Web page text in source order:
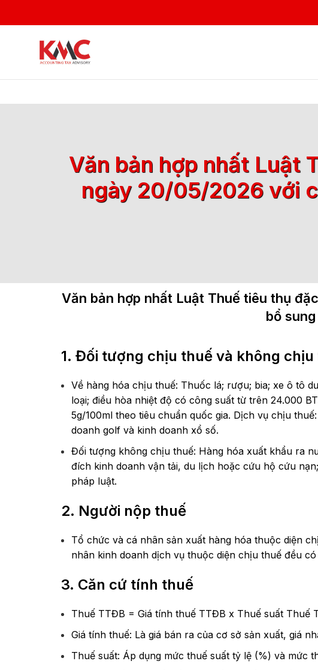
Văn bản hợp nhất Luật
ngày 20/05/2026 với
Văn bản hợp nhất Luật Thuế tiêu thụ
bổ
1. Đối tượng chịu thuế và không chịu
Về hàng hóa chịu thuế: Thuốc lá; rượu; bia; xe ô tô
loại; điều hòa nhiệt độ có công suất từ trên 24.000
5g/100ml theo tiêu chuẩn quốc gia. Dịch vụ chịu
doanh golf và kinh doanh xổ số.
Đối tượng không chịu thuế: Hàng hóa xuất khẩu ra
đích kinh doanh vận tải, du lịch hoặc cứu hộ cứu
pháp luật.
2. Người nộp thuế
Tổ chức và cá nhân sản xuất hàng hóa thuộc diện
nhân kinh doanh dịch vụ thuộc diện chịu thuế đều
3. Căn cứ tính thuế
Thuế TTĐB = Giá tính thuế TTĐB x Thuế suất Thuế
Giá tính thuế: Là giá bán ra của cơ sở sản xuất, giá
Thuế suất: Áp dụng mức thuế suất tỷ lệ (%) và mức